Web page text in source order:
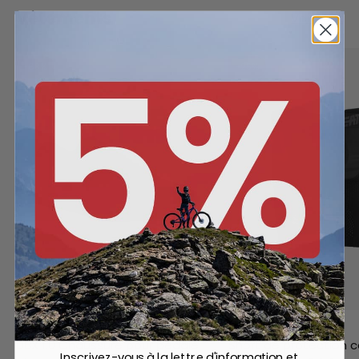
Vêtements Voir tout
Leatt
DBX 1.0 Chaussure pour pédale
Leatt
Short de protection